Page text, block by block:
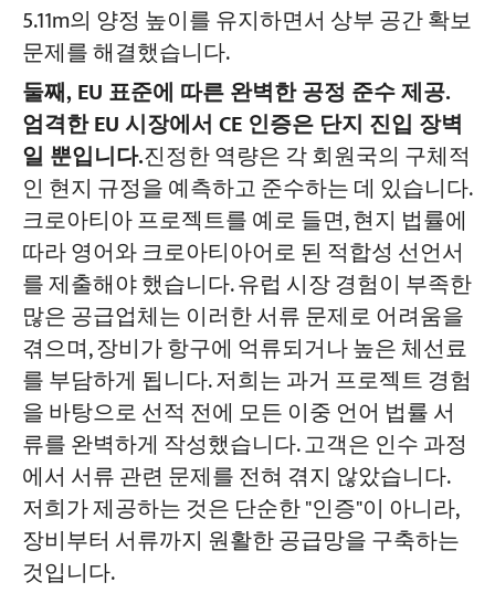
5.11m의 양정 높이를 유지하면서 상부 공간 확보
문제를 해결했습니다.
둘째, EU 표준에 따른 완벽한 공정 준수 제공.
엄격한 EU 시장에서 CE 인증은 단지 진입 장벽
일 뿐입니다.진정한 역량은 각 회원국의 구체적
인 현지 규정을 예측하고 준수하는 데 있습니다.
크로아티아 프로젝트를 예로 들면, 현지 법률에
따라 영어와 크로아티아어로 된 적합성 선언서
를 제출해야 했습니다. 유럽 시장 경험이 부족한
많은 공급업체는 이러한 서류 문제로 어려움을
겪으며, 장비가 항구에 억류되거나 높은 체선료
를 부담하게 됩니다. 저희는 과거 프로젝트 경험
을 바탕으로 선적 전에 모든 이중 언어 법률 서
류를 완벽하게 작성했습니다. 고객은 인수 과정
에서 서류 관련 문제를 전혀 겪지 않았습니다.
저희가 제공하는 것은 단순한 "인증"이 아니라,
장비부터 서류까지 원활한 공급망을 구축하는
것입니다.